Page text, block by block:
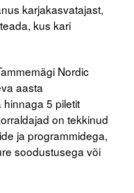
karjakasvatajast,
kus kari
Nordic
aasta
5 piletit
on tekkinud
ja programmidega,
soodustusega või